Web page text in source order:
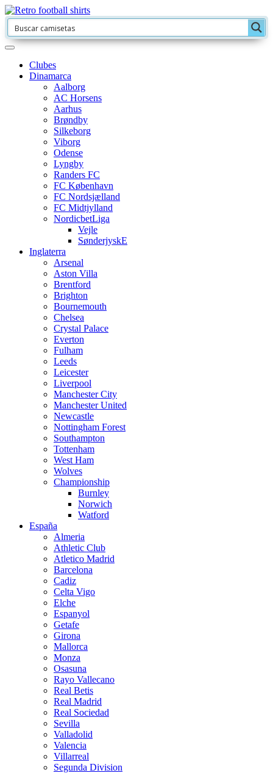
Clubes
Dinamarca
Aalborg
AC Horsens
Aarhus
Brøndby
Silkeborg
Viborg
Odense
Lyngby
Randers FC
FC København
FC Nordsjælland
FC Midtjylland
NordicbetLiga
Vejle
SønderjyskE
Inglaterra
Arsenal
Aston Villa
Brentford
Brighton
Bournemouth
Chelsea
Crystal Palace
Everton
Fulham
Leeds
Leicester
Liverpool
Manchester City
Manchester United
Newcastle
Nottingham Forest
Southampton
Tottenham
West Ham
Wolves
Championship
Burnley
Norwich
Watford
España
Almeria
Athletic Club
Atletico Madrid
Barcelona
Cadiz
Celta Vigo
Elche
Espanyol
Getafe
Girona
Mallorca
Monza
Osasuna
Rayo Vallecano
Real Betis
Real Madrid
Real Sociedad
Sevilla
Valladolid
Valencia
Villarreal
Segunda Division